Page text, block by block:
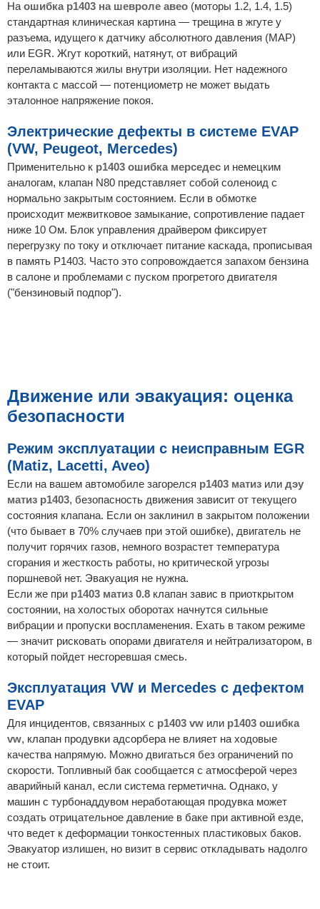
На ошибка p1403 на шевроле авео (моторы 1.2, 1.4, 1.5)
стандартная клиническая картина — трещина в жгуте у
разъема, идущего к датчику абсолютного давления (MAP)
или EGR. Жгут короткий, натянут, от вибраций
переламываются жилы внутри изоляции. Нет надежного
контакта с массой — потенциометр не может выдать
эталонное напряжение покоя.
Электрические дефекты в системе EVAP
(VW, Peugeot, Mercedes)
Применительно к p1403 ошибка мерседес и немецким
аналогам, клапан N80 представляет собой соленоид с
нормально закрытым состоянием. Если в обмотке
происходит межвитковое замыкание, сопротивление падает
ниже 10 Ом. Блок управления драйвером фиксирует
перегрузку по току и отключает питание каскада, прописывая
в память P1403. Часто это сопровождается запахом бензина
в салоне и проблемами с пуском прогретого двигателя
("бензиновый подпор").
Движение или эвакуация: оценка
безопасности
Режим эксплуатации с неисправным EGR
(Matiz, Lacetti, Aveo)
Если на вашем автомобиле загорелся p1403 матиз или дэу
матиз p1403, безопасность движения зависит от текущего
состояния клапана. Если он заклинил в закрытом положении
(что бывает в 70% случаев при этой ошибке), двигатель не
получит горячих газов, немного возрастет температура
сгорания и жесткость работы, но критической угрозы
поршневой нет. Эвакуация не нужна.
Если же при p1403 матиз 0.8 клапан завис в приоткрытом
состоянии, на холостых оборотах начнутся сильные
вибрации и пропуски воспламенения. Ехать в таком режиме
— значит рисковать опорами двигателя и нейтрализатором, в
который пойдет несгоревшая смесь.
Эксплуатация VW и Mercedes с дефектом
EVAP
Для инцидентов, связанных с p1403 vw или p1403 ошибка
vw, клапан продувки адсорбера не влияет на ходовые
качества напрямую. Можно двигаться без ограничений по
скорости. Топливный бак сообщается с атмосферой через
аварийный канал, если система герметична. Однако, у
машин с турбонаддувом неработающая продувка может
создать отрицательное давление в баке при активной езде,
что ведет к деформации тонкостенных пластиковых баков.
Эвакуатор излишен, но визит в сервис откладывать надолго
не стоит.